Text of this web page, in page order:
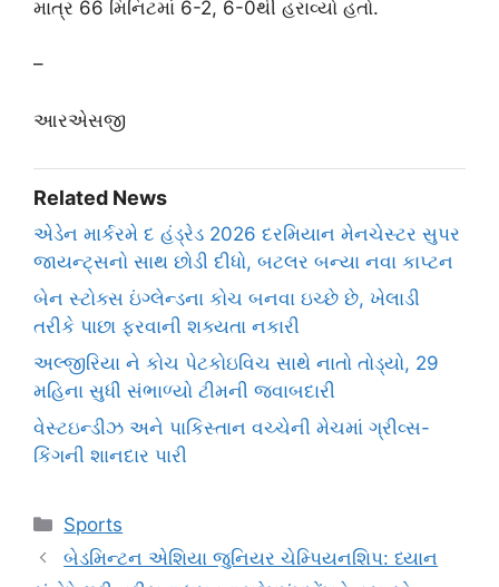
માત્ર 66 મિનિટમાં 6-2, 6-0થી હરાવ્યો હતો.
–
આરએસજી
Related News
એડેન માર્કરમે દ હંડ્રેડ 2026 દરમિયાન મેનચેસ્ટર સુપર
જાયન્ટ્સનો સાથ છોડી દીધો, બટલર બન્યા નવા કાપ્ટન
બેન સ્ટોક્સ ઇંગ્લેન્ડના કોચ બનવા ઇચ્છે છે, ખેલાડી
તરીકે પાછા ફરવાની શક્યતા નકારી
અલ્જીરિયા ને કોચ પેટકોઇવિચ સાથે નાતો તોડ્યો, 29
મહિના સુધી સંભાળ્યો ટીમની જવાબદારી
વેસ્ટઇન્ડીઝ અને પાકિસ્તાન વચ્ચેની મેચમાં ગ્રીવ્સ-
કિંગની શાનદાર પારી
Categories
Sports
બેડમિન્ટન એશિયા જુનિયર ચેમ્પિયનશિપ: ધ્યાન